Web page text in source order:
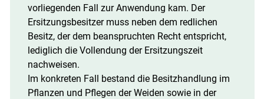
vorliegenden Fall zur Anwendung kam. Der
Ersitzungsbesitzer muss neben dem redlichen
Besitz, der dem beanspruchten Recht entspricht,
lediglich die Vollendung der Ersitzungszeit
nachweisen.
Im konkreten Fall bestand die Besitzhandlung im
Pflanzen und Pflegen der Weiden sowie in der